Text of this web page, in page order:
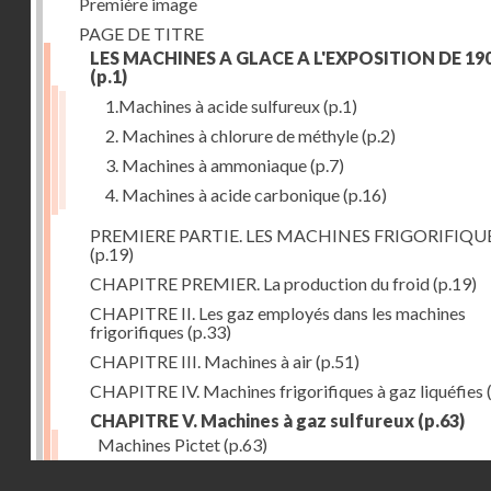
PAGE DE TITRE
LES MACHINES A GLACE A L'EXPOSITION DE
(p.1)
1.Machines à acide sulfureux(p.1)
2. Machines à chlorure de méthyle(p.2)
3. Machines à ammoniaque(p.7)
4. Machines à acide carbonique(p.16)
PREMIERE PARTIE. LES MACHINES
(p.19)
CHAPITRE PREMIER. La production du froid(p.19)
CHAPITRE II. Les gaz employés dans les machines
frigorifiques (p.33)
CHAPITRE III. Machines à air(p.51)
CHAPITRE IV. Machines frigorifiques à gaz liquéfies
CHAPITRE V. Machines à gaz sulfureux (p.63)
Machines Pictet(p.63)